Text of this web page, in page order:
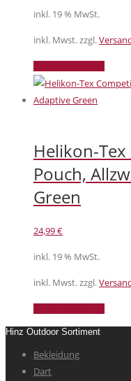
inkl. 19 % MwSt.
inkl. Mwst. zzgl.
Helikon-
Pouch,
Green
24,99€
inkl. 19 % MwSt.
inkl. Mwst. zzgl.
Hinz Outdoor Sortiment
Bekleidung
Dart